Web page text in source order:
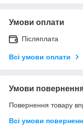
Умови оплати
Післяплата
Всі умови оплати
Умови
Повернення товару
Всі умови